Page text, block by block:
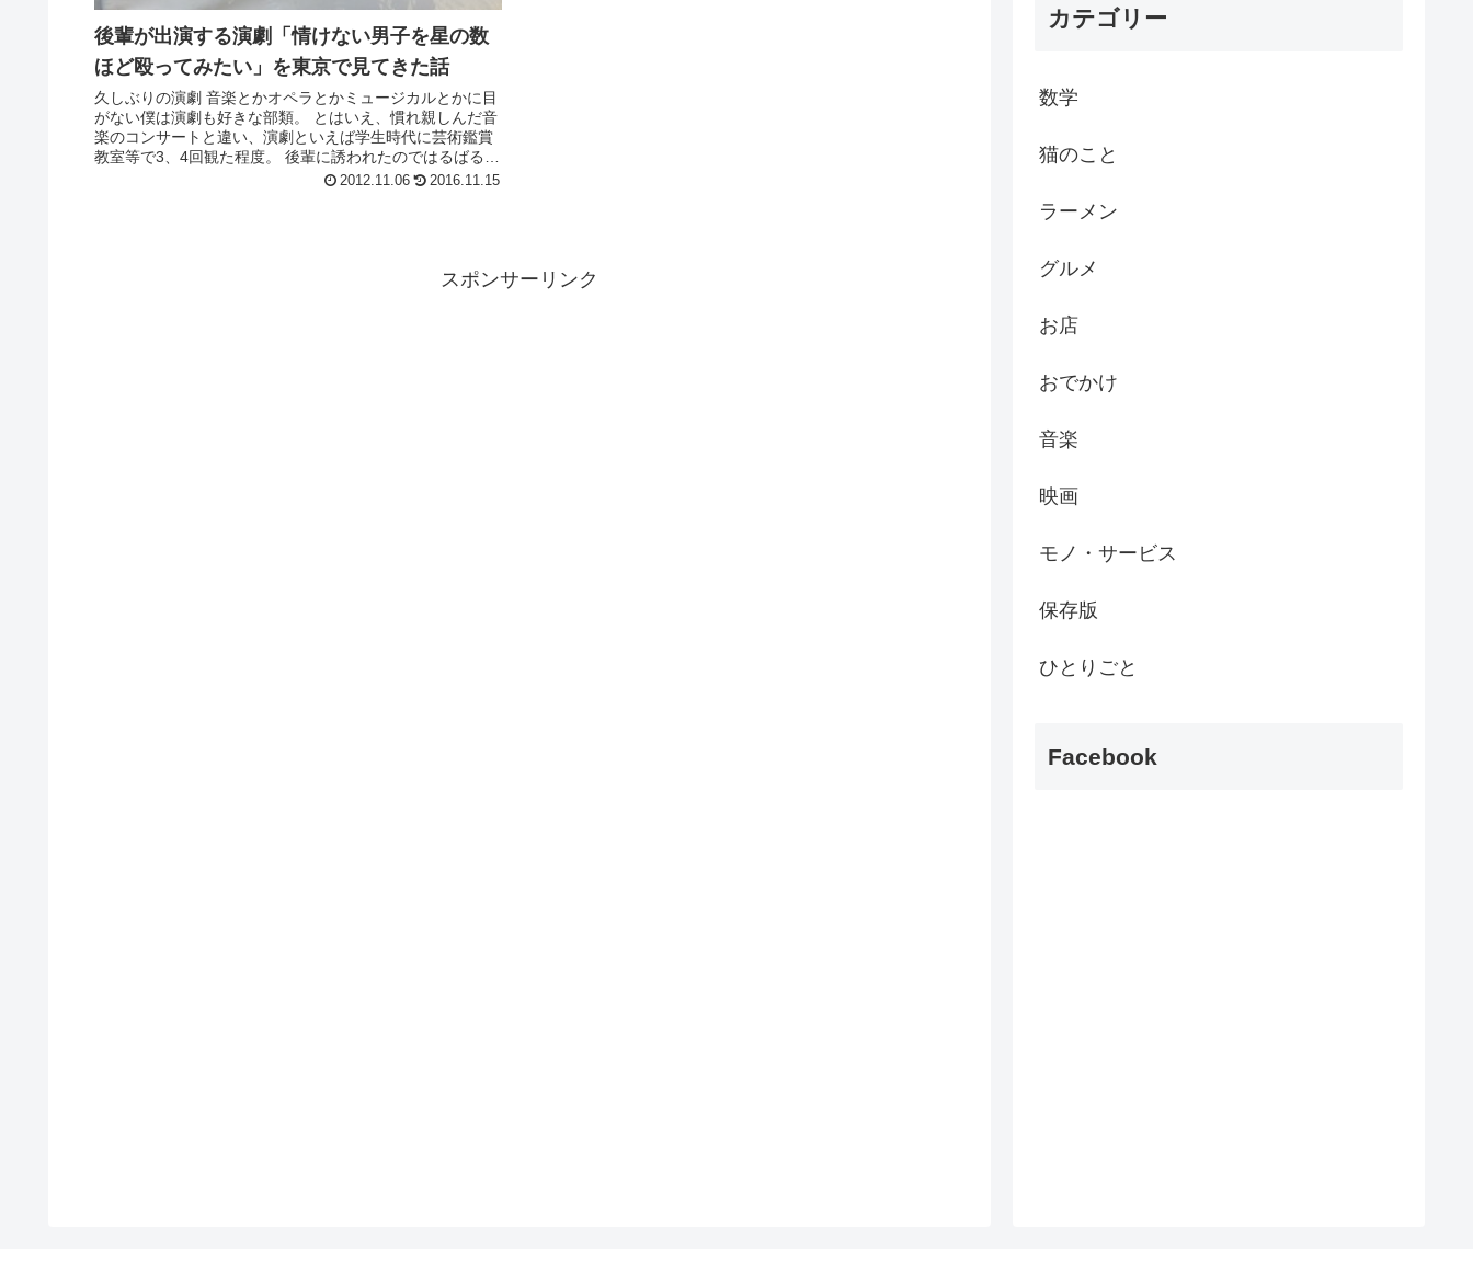
後輩が出演する演劇「情けない男子を星の数
ほど殴ってみたい」を東京で見てきた話
久しぶりの演劇 音楽とかオペラとかミュージカルとかに目
がない僕は演劇も好きな部類。 とはいえ、慣れ親しんだ音
楽のコンサートと違い、演劇といえば学生時代に芸術鑑賞
教室等で3、4回観た程度。 後輩に誘われたのではるばる東
2012.11.06 2016.11.15
スポンサーリンク
カテゴリー
数学
猫のこと
ラーメン
グルメ
お店
おでかけ
音楽
映画
モノ・サービス
保存版
ひとりごと
Facebook